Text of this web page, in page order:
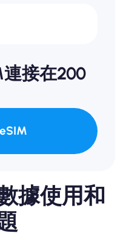
接在200
據使用和